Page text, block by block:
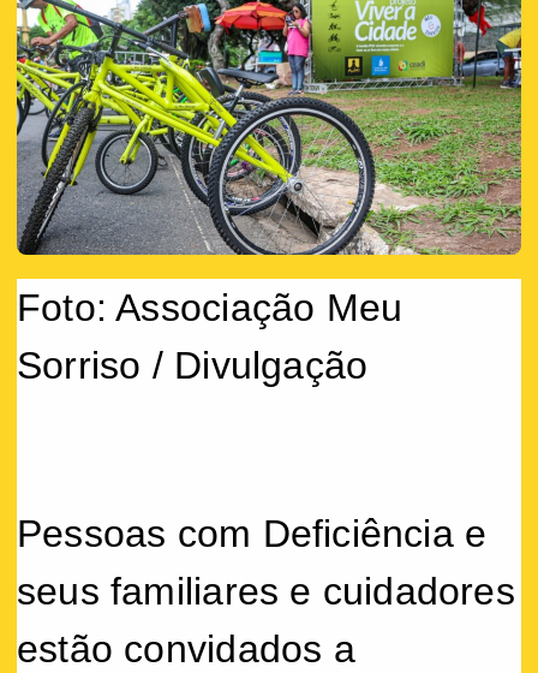
Foto: Associação Meu
Sorriso / Divulgação
Pessoas com Deficiência e
seus familiares e cuidadores
estão convidados a